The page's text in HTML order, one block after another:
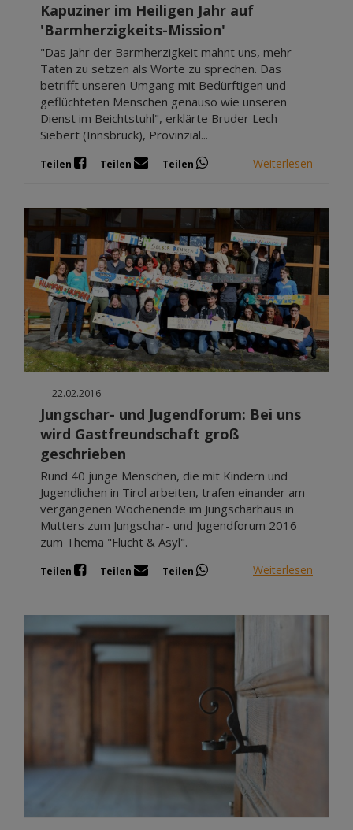
Kapuziner im Heiligen Jahr auf
'Barmherzigkeits-Mission'
"Das Jahr der Barmherzigkeit mahnt uns, mehr
Taten zu setzen als Worte zu sprechen. Das
betrifft unseren Umgang mit Bedürftigen und
geflüchteten Menschen genauso wie unseren
Dienst im Beichtstuhl", erklärte Bruder Lech
Siebert (Innsbruck), Provinzial...
Teilen Teilen Teilen Weiterlesen
| 22.02.2016
Jungschar- und Jugendforum: Bei uns
wird Gastfreundschaft groß
geschrieben
Rund 40 junge Menschen, die mit Kindern und
Jugendlichen in Tirol arbeiten, trafen einander am
vergangenen Wochenende im Jungscharhaus in
Mutters zum Jungschar- und Jugendforum 2016
zum Thema "Flucht & Asyl".
Teilen Teilen Teilen Weiterlesen